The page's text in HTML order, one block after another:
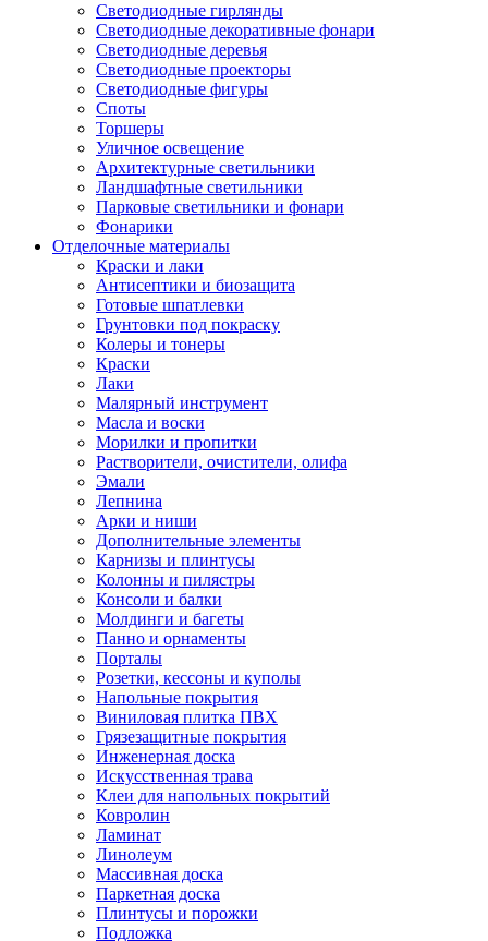
Светодиодные гирлянды
Светодиодные декоративные фонари
Светодиодные деревья
Светодиодные проекторы
Светодиодные фигуры
Споты
Торшеры
Уличное освещение
Архитектурные светильники
Ландшафтные светильники
Парковые светильники и фонари
Фонарики
Отделочные материалы
Краски и лаки
Антисептики и биозащита
Готовые шпатлевки
Грунтовки под покраску
Колеры и тонеры
Краски
Лаки
Малярный инструмент
Масла и воски
Морилки и пропитки
Растворители, очистители, олифа
Эмали
Лепнина
Арки и ниши
Дополнительные элементы
Карнизы и плинтусы
Колонны и пилястры
Консоли и балки
Молдинги и багеты
Панно и орнаменты
Порталы
Розетки, кессоны и куполы
Напольные покрытия
Виниловая плитка ПВХ
Грязезащитные покрытия
Инженерная доска
Искусственная трава
Клеи для напольных покрытий
Ковролин
Ламинат
Линолеум
Массивная доска
Паркетная доска
Плинтусы и порожки
Подложка